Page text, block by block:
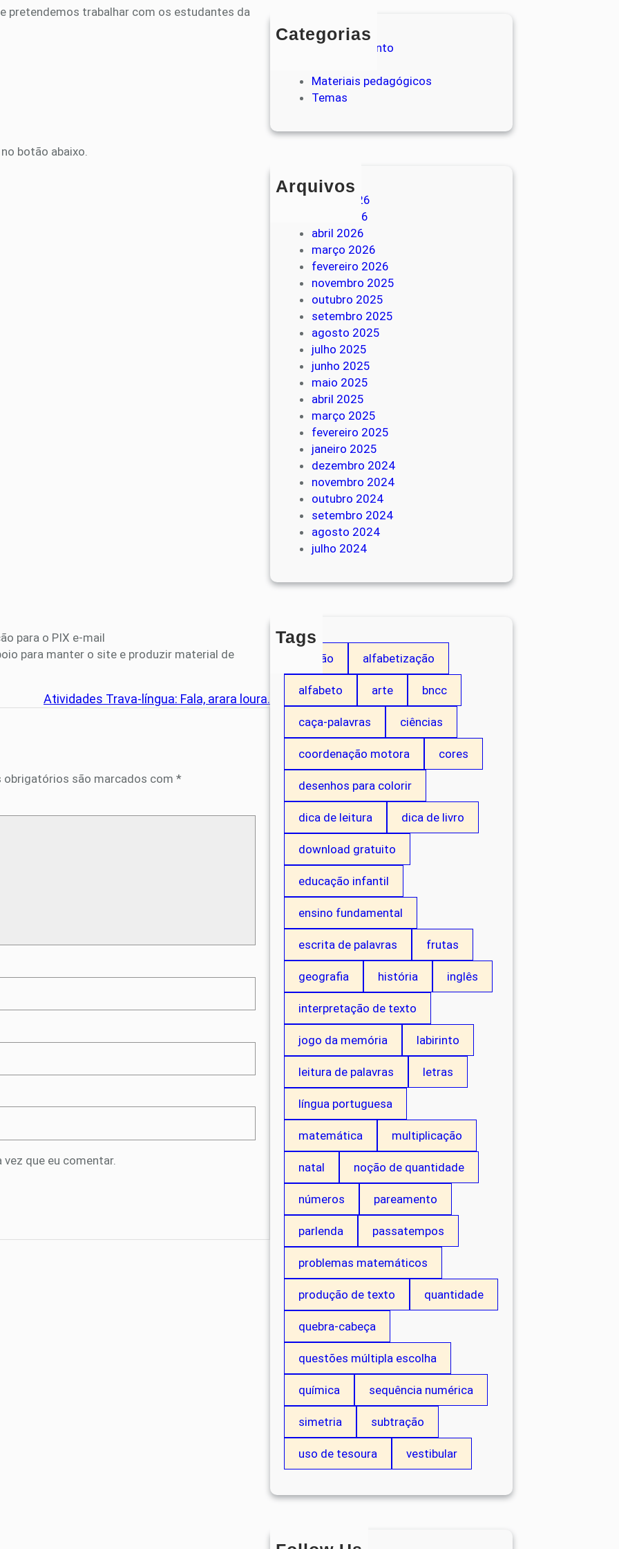
pretendemos trabalhar com os estudantes da
botão abaixo.
para o PIX e-mail
para manter o site e produzir material de
Atividades Trava-língua: Fala, arara loura.
obrigatórios são marcados com *
que eu comentar.
Categorias
Entretenimento
Materiais pedagógicos
Temas
Arquivos
junho 2026
maio 2026
abril 2026
março 2026
fevereiro 2026
novembro 2025
outubro 2025
setembro 2025
agosto 2025
julho 2025
junho 2025
maio 2025
abril 2025
março 2025
fevereiro 2025
janeiro 2025
dezembro 2024
novembro 2024
outubro 2024
setembro 2024
agosto 2024
julho 2024
Tags
adição alfabetização
alfabeto arte bncc
caça-palavras ciências
coordenação motora cores
desenhos para colorir
dica de leitura dica de livro
download gratuito
educação infantil
ensino fundamental
escrita de palavras frutas
geografia história inglês
interpretação de texto
jogo da memória labirinto
leitura de palavras letras
língua portuguesa
matemática multiplicação
natal noção de quantidade
números pareamento
parlenda passatempos
problemas matemáticos
produção de texto quantidade
quebra-cabeça
questões múltipla escolha
química sequência numérica
simetria subtração
uso de tesoura vestibular